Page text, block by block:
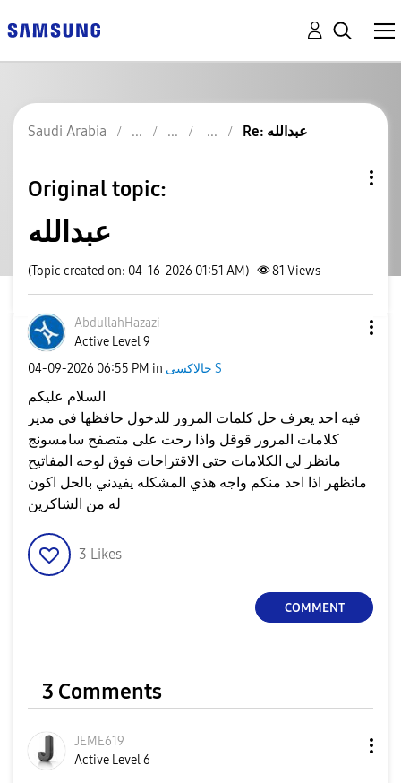
Saudi Arabia Re: عبدالله
Original topic:
عبدالله
(Topic created on: 04-16-2026 01:51 AM) 81 Views
AbdullahHazazi
Active Level 9
‎04-09-2026 06:55 PM in جالاكسى S
السلام عليكم
فيه احد يعرف حل كلمات المرور للدخول حافظها في مدير
كلامات المرور قوقل واذا رحت على متصفح سامسونج
ماتظر لي الكلامات حتى الاقتراحات فوق لوحه المفاتيح
ماتظهر اذا احد منكم واجه هذي المشكله يفيدني بالحل اكون
له من الشاكرين
3 Likes
COMMENT
3 Comments
JEME619
Active Level 6